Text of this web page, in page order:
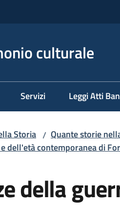
culturale
Servizi Leggi Atti
Storia / Quante storie
dell'età contemporanea di
della